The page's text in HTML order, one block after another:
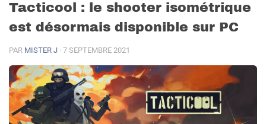
Tacticool : le shooter isométrique
est désormais disponible sur PC
PAR MISTER J · 7 SEPTEMBRE 2021